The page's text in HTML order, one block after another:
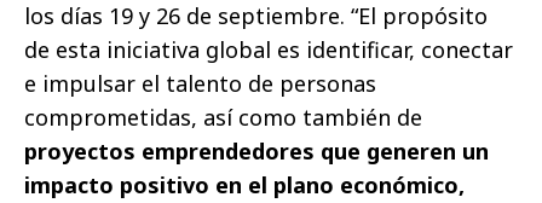
los días 19 y 26 de septiembre. “El propósito
de esta iniciativa global es identificar, conectar
e impulsar el talento de personas
comprometidas, así como también de
proyectos emprendedores que generen un
impacto positivo en el plano económico,